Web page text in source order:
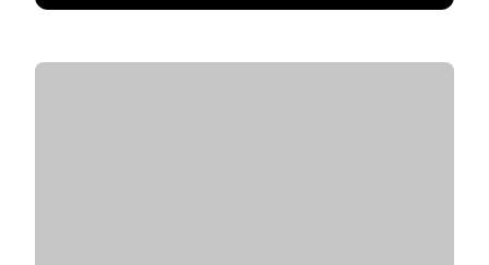
• Помогаю стартапам.